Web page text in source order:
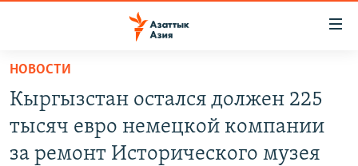
Вернуться
основному
содержанию
КАЗАХСТАН
НОВОСТИ
ВОЙНА В УКРАИНЕ
НОВОСТИ
Кыргызстан остался должен 225
тысяч евро немецкой компании
за ремонт Исторического музея